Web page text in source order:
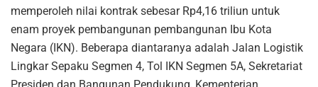
memperoleh nilai kontrak sebesar Rp4,16 triliun untuk
enam proyek pembangunan pembangunan Ibu Kota
Negara (IKN). Beberapa diantaranya adalah Jalan Logistik
Lingkar Sepaku Segmen 4, Tol IKN Segmen 5A, Sekretariat